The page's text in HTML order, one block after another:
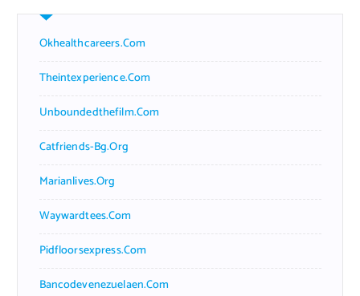
Okhealthcareers.com
Theintexperience.com
Unboundedthefilm.com
Catfriends-Bg.org
Marianlives.org
Waywardtees.com
Pidfloorsexpress.com
Bancodevenezuelaen.com